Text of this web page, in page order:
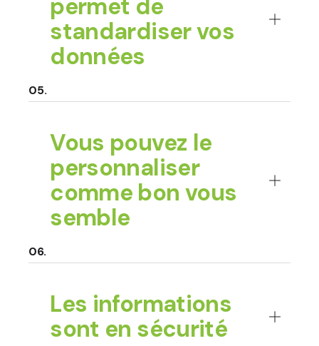
permet de
standardiser vos
données
Vous pouvez le
personnaliser
comme bon vous
semble
Les informations
sont en sécurité